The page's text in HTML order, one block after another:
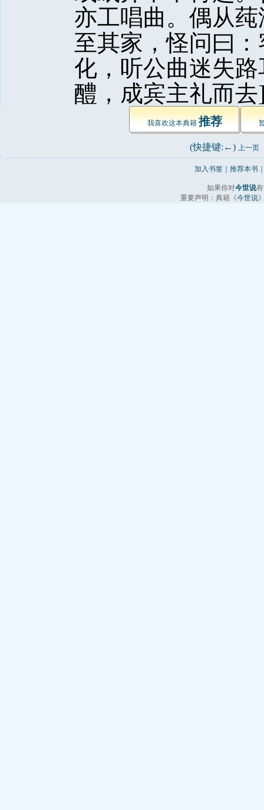
亦工唱曲。偶从
至其家，怪问曰
化，听公曲迷失
醴，成宾主礼而去
我喜欢这本典籍 推荐
(快捷键:←) 上一页
加入书签 推荐本书
如果你对今世说
重要声明：典籍《今世说